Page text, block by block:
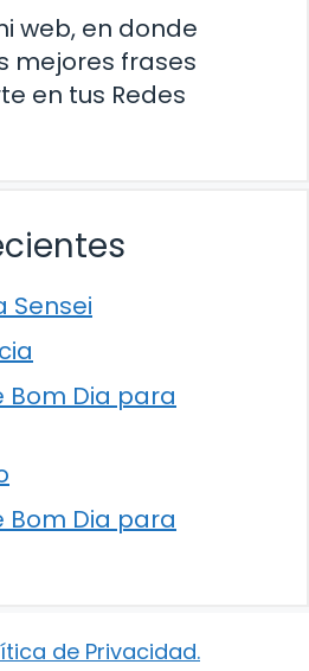
web, en donde
mejores frases
en tus Redes
Sensei
Bom Dia para
Bom Dia para
de Privacidad.